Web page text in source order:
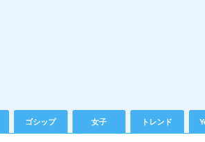
ゴシップ 女子 トレンド